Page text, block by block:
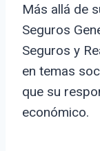
Más allá de
Seguros
Seguros y
en temas
que su
económico.